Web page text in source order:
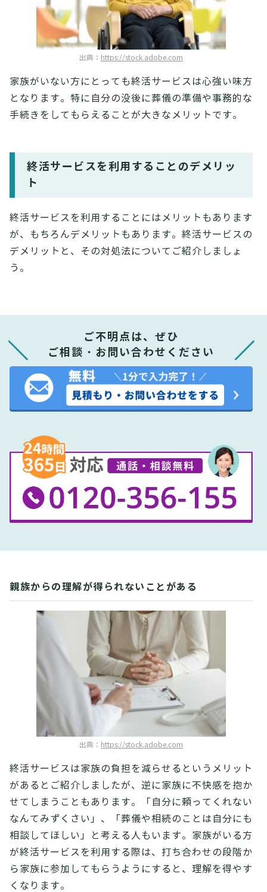
出典： https://stock.adobe.com
家族がいない方にとっても終活サービスは心強い味方
となります。特に自分の没後に葬儀の準備や事務的な
手続きをしてもらえることが大きなメリットです。
終活サービスを利用することのデメリッ
ト
終活サービスを利用することにはメリットもあります
が、もちろんデメリットもあります。終活サービスの
デメリットと、その対処法についてご紹介しましょ
う。
ご不明点は、ぜひ
ご相談・お問い合わせください
親族からの理解が得られないことがある
出典： https://stock.adobe.com
終活サービスは家族の負担を減らせるというメリット
があるとご紹介しましたが、逆に家族に不快感を抱か
せてしまうこともあります。「自分に頼ってくれない
なんてみずくさい」、「葬儀や相続のことは自分にも
相談してほしい」と考える人もいます。家族がいる方
が終活サービスを利用する際は、打ち合わせの段階か
ら家族に参加してもらうようにすると、理解を得やす
くなります。